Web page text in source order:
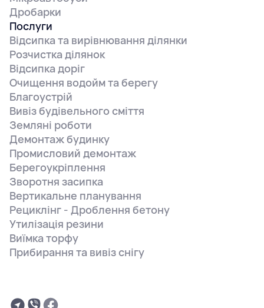
Дробарки
Послуги
Відсипка та вирівнювання ділянки
Розчистка ділянок
Відсипка доріг
Очищення водойм та берегу
Благоустрій
Вивіз будівельного сміття
Земляні роботи
Демонтаж будинку
Промисловий демонтаж
Берегоукріплення
Зворотня засипка
Вертикальне планування
Рециклінг - Дроблення бетону
Утилізація резини
Виїмка торфу
Прибирання та вивіз снігу